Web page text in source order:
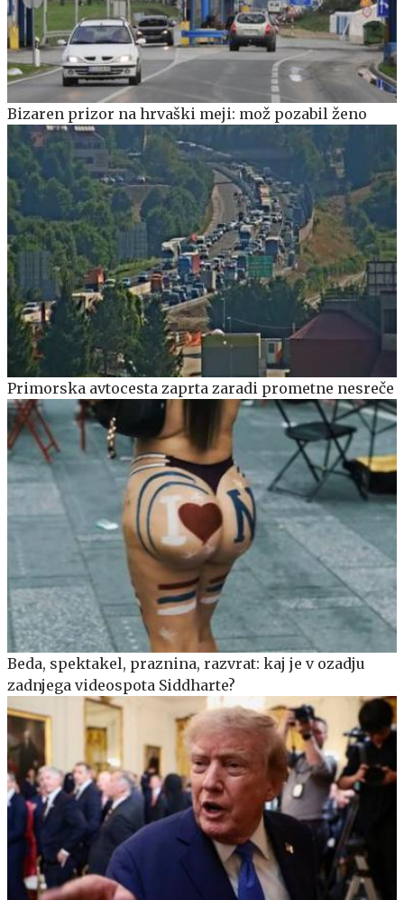
Bizaren prizor na hrvaški meji: mož pozabil ženo
Primorska avtocesta zaprta zaradi prometne nesreče
Beda, spektakel, praznina, razvrat: kaj je v ozadju
zadnjega videospota Siddharte?